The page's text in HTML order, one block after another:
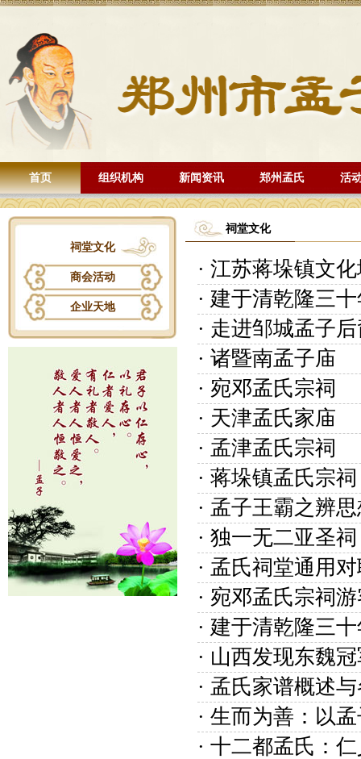
首页 组织机构 新闻资讯 郑州孟氏 活
祠堂文化
商会活动
企业天地
祠堂文化
· 江苏蒋垛镇
· 建于清乾隆三
· 走进邹城孟子
· 诸暨南孟子庙
· 宛邓孟氏宗祠
· 天津孟氏家庙
· 孟津孟氏宗祠
· 蒋垛镇孟氏宗
· 孟子王霸之辨
· 独一无二亚圣
· 孟氏祠堂通用
· 宛邓孟氏宗祠
· 建于清乾隆三
· 山西发现东魏
· 孟氏家谱概述
· 生而为善：以
· 十二都孟氏